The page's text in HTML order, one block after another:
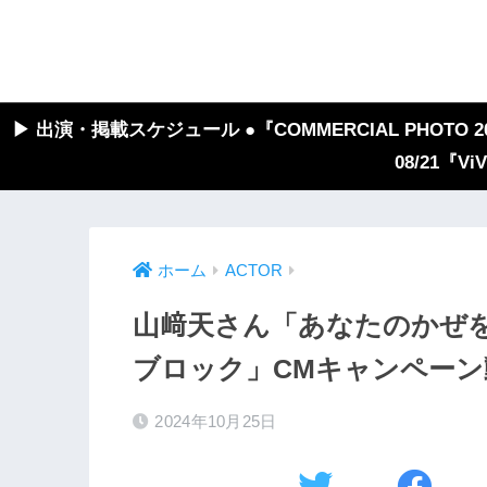
▶︎ 出演・掲載スケジュール ●『COMMERCIAL PHOTO
08/21『
ホーム ACTOR
山﨑天さん「あなたのか
ブロック」CMキャンペー
2024年10月25日